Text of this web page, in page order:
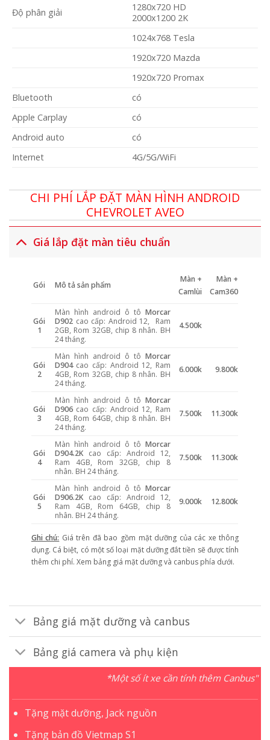
Độ phân giải
1280x720 HD
2000x1200 2K
1024x768 Tesla
1920x720 Mazda
1920x720 Promax
Bluetooth
có
Apple Carplay
có
Android auto
có
Internet
4G/5G/WiFi
CHI PHÍ LẮP ĐẶT MÀN HÌNH ANDROID
CHEVROLET AVEO
Giá lắp đặt màn tiêu chuẩn
Gói Mô tả sản phẩm
Màn +
Camlùi
Màn +
Cam360
Gói
1
Màn hình android ô tô Morcar
D902cao cấp: Android 12, Ram
2GB, Rom 32GB, chip 8 nhân. BH
24 tháng.
4.500k
Gói
2
Màn hình android ô tô Morcar
D904cao cấp: Android 12, Ram
4GB, Rom 32GB, chip 8 nhân. BH
24 tháng.
6.000k 9.800k
Gói
3
Màn hình android ô tô Morcar
D906cao cấp: Android 12, Ram
4GB, Rom 64GB, chip 8 nhân. BH
24 tháng.
7.500k 11.300k
Gói
4
Màn hình android ô tô Morcar
D904.2Kcao cấp: Android 12,
Ram 4GB, Rom 32GB, chip 8
nhân. BH 24 tháng.
7.500k 11.300k
Gói
5
Màn hình android ô tô Morcar
D906.2Kcao cấp: Android 12,
Ram 4GB, Rom 64GB, chip 8
nhân. BH 24 tháng.
9.000k 12.800k
Ghi chú: Giá trên đã bao gồm mặt dưỡng của các xe thông
dụng. Cá biệt, có một số loại mặt dưỡng đắt tiền sẽ được tính
thêm chi phí. Xem bảng giá mặt dưỡng và canbus phía dưới.
Bảng giá mặt dưỡng và canbus
Bảng giá camera và phụ kiện
*Một số ít xe cần tính thêm Canbus"
Tặng mặt dưỡng, Jack nguồn
Tặng bản đồ Vietmap S1